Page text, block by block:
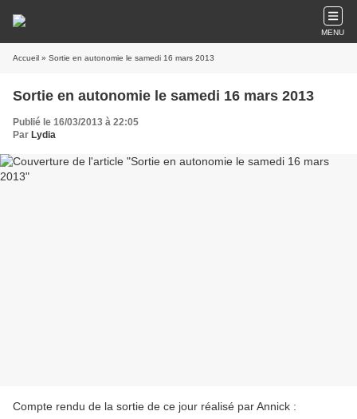
MENU
Accueil » Sortie en autonomie le samedi 16 mars 2013
Sortie en autonomie le samedi 16 mars 2013
Publié le 16/03/2013 à 22:05
Par Lydia
Compte rendu de la sortie de ce jour réalisé par Annick :